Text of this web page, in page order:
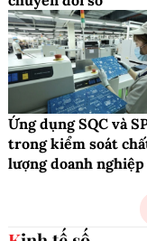
Ứng dụng SQC và
trong kiểm soát
lượng doanh nghiệp